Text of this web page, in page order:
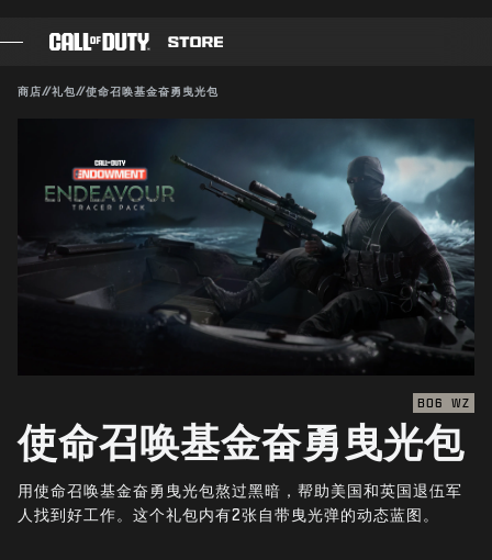
战斗通行证
使命召唤点数
装备商店
游戏
新闻
商店//礼包//使命召唤基金奋勇曳光包
兼容对象：
确认购买
取消
动视有权随时更新、替换或删除此游戏内容。
BO6 WZ
使命召唤基金奋勇曳光包
用使命召唤基金奋勇曳光包熬过黑暗，帮助美国和英国退伍军
人找到好工作。这个礼包内有2张自带曳光弹的动态蓝图。